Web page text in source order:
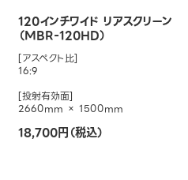
120インチワイド リアスクリーン
（MBR-120HD）
[アスペクト比]
16:9
[投射有効面]
2660mm × 1500mm
18,700円（税込）